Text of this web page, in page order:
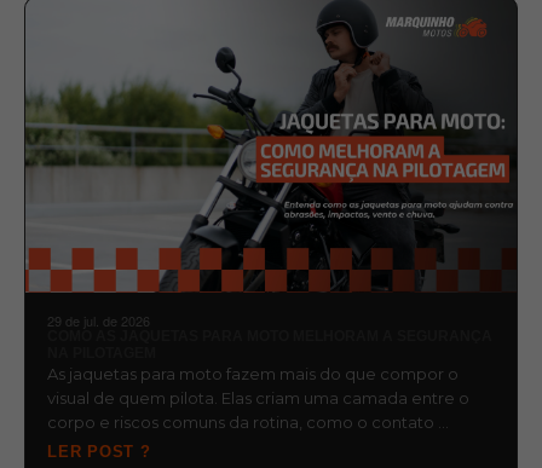
29 de jul. de 2026
As jaquetas para moto fazem mais do que compor o
visual de quem pilota. Elas criam uma camada entre o
corpo e riscos comuns da rotina, como o contato …
LER POST ?